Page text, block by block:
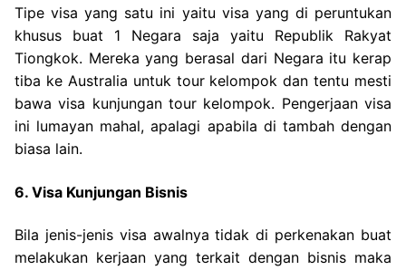
Tipe visa yang satu ini yaitu visa yang di peruntukan
khusus buat 1 Negara saja yaitu Republik Rakyat
Tiongkok. Mereka yang berasal dari Negara itu kerap
tiba ke Australia untuk tour kelompok dan tentu mesti
bawa visa kunjungan tour kelompok. Pengerjaan visa
ini lumayan mahal, apalagi apabila di tambah dengan
biasa lain.
6. Visa Kunjungan Bisnis
Bila jenis-jenis visa awalnya tidak di perkenakan buat
melakukan kerjaan yang terkait dengan bisnis maka